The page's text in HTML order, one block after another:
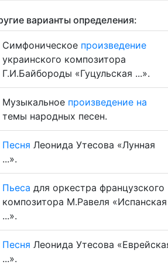
варианты определения:
Симфоническое произведение
украинского композитора
Г.И.Байбороды «Гуцульская ...».
Музыкальное произведение на
темы народных песен.
Песня Леонида Утесова «Лунная
...».
Пьеса для оркестра французского
композитора М.Равеля «Испанская
...».
Песня Леонида Утесова
...».